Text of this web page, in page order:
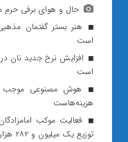
حال و هوای برفی
هنر بستر گفتمان
است
افزایش نرخ جدید نان در
است
هوش مصنوعی موجب
هزینه‌هاست
توزیع یک میلیون و ۲۸۲ هزار وعده اصلی و فرعی بین زائران